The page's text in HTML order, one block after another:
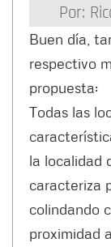
Por:
Buen día,
respectivo
propuesta:
Todas las
la localidad
caracteriza
colindando
proximidad